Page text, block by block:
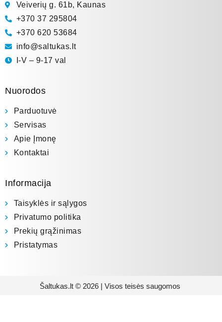
Veiverių g. 61b, Kaunas
+370 37 295804
+370 620 53684
info@saltukas.lt
I-V – 9-17 val
Nuorodos
Parduotuvė
Servisas
Apie Įmonę
Kontaktai
Informacija
Taisyklės ir sąlygos
Privatumo politika
Prekių grąžinimas
Pristatymas
Šaltukas.lt © 2026 | Visos teisės saugomos